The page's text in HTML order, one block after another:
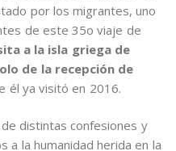
por los migrantes, uno
de este 35o viaje de
a la isla griega de
de la recepción de
él ya visitó en 2016.
distintas confesiones y
a la humanidad herida en la